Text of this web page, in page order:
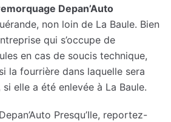
Depan’Auto
non loin de La Baule. Bien
qui s’occupe de
en cas de soucis technique,
la fourrière dans laquelle sera
elle a été enlevée à La Baule.
Presqu’Ile, reportez-